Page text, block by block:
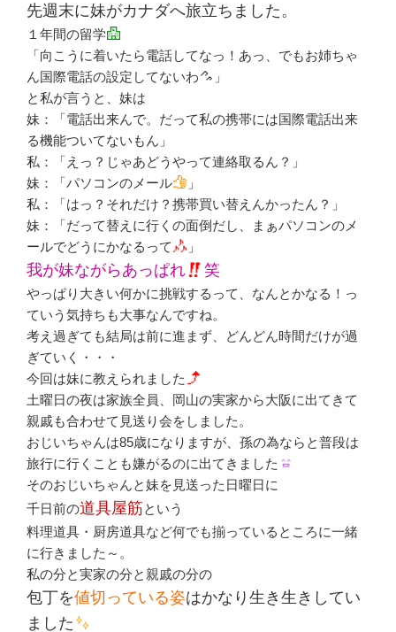
先週末に妹がカナダへ旅立ちました。
１年間の留学
「向こうに着いたら電話してなっ！あっ、でもお姉ちゃ
ん国際電話の設定してないわ
」
と私が言うと、妹は
妹：「電話出来んで。だって私の携帯には国際電話出来
る機能ついてないもん」
私：「えっ？じゃあどうやって連絡取るん？」
妹：「パソコンのメール
」
私：「はっ？それだけ？携帯買い替えんかったん？」
妹：「だって替えに行くの面倒だし、まぁパソコンのメ
ールでどうにかなるって
」
我が妹ながらあっぱれ 笑
やっぱり大きい何かに挑戦するって、なんとかなる！っ
ていう気持ちも大事なんですね。
考え過ぎても結局は前に進まず、どんどん時間だけが過
ぎていく・・・
今回は妹に教えられました
土曜日の夜は家族全員、岡山の実家から大阪に出てきて
親戚も合わせて見送り会をしました。
おじいちゃんは85歳になりますが、孫の為ならと普段は
旅行に行くことも嫌がるのに出てきました
そのおじいちゃんと妹を見送った日曜日に
千日前の道具屋筋という
料理道具・厨房道具など何でも揃っているところに一緒
に行きました～。
私の分と実家の分と親戚の分の
包丁を値切っている姿はかなり生き生きしてい
ました